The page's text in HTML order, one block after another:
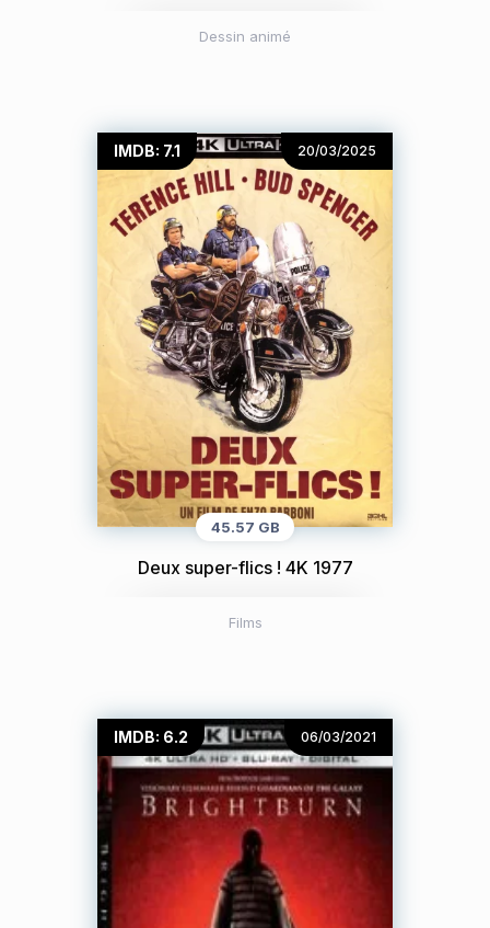
Dessin animé
IMDB: 7.1 20/03/2025
45.57 GB
Deux super-flics ! 4K 1977
Films
IMDB: 6.2 06/03/2021